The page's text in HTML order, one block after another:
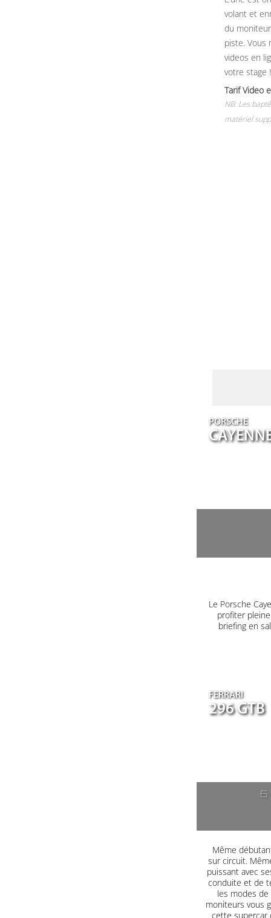
volant et
du
piste. Vous
videos en
votre stage !
Tarif Video
NB: Les
matériel
PORSCHE
Le Porsche
profiter
briefing en
FERRARI
296 GTB
6
Même
sur circuit.
puissant avec
conduite et de
les modes
moniteurs vous
cette supercar